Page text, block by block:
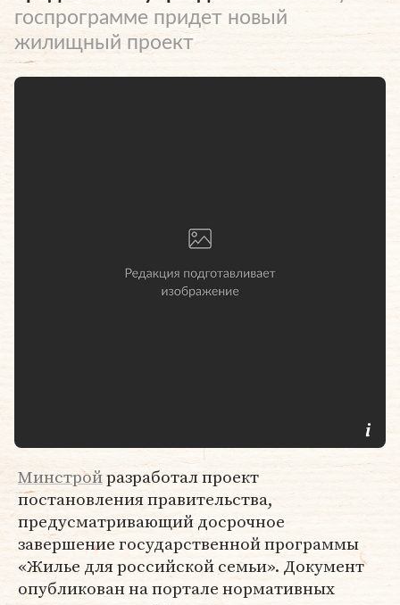
госпрограмме придет новый
жилищный проект
Минстройразработал проект
постановления правительства,
предусматривающий досрочное
завершение государственной программы
«Жилье для российской семьи». Документ
опубликован на портале нормативных